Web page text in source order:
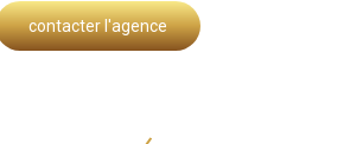
contacter l'agence